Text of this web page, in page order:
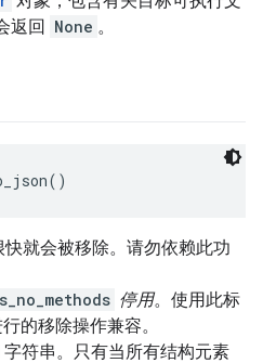
返回 None 。
就会被移除。请勿依赖此功
停用。使用此标
的移除操作兼容。
符串。只有当所有结构元素